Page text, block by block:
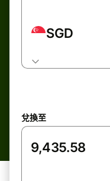
SGD
兌換至